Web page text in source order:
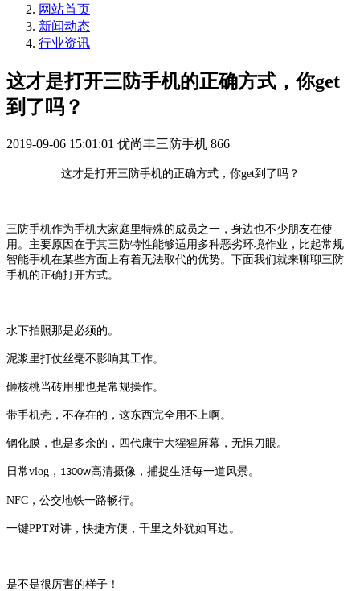
网站首页
新闻动态
行业资讯
这才是打开三防手机的正确方式，你get
到了吗？
2019-09-06 15:01:01 优尚丰三防手机 866
这才是打开三防手机的正确方式，你get到了吗？
三防手机作为手机大家庭里特殊的成员之一，身边也不少朋友在使
用。主要原因在于其三防特性能够适用多种恶劣环境作业，比起常规
智能手机在某些方面上有着无法取代的优势。下面我们就来聊聊三防
手机的正确打开方式。
水下拍照那是必须的。
泥浆里打仗丝毫不影响其工作。
砸核桃当砖用那也是常规操作。
带手机壳，不存在的，这东西完全用不上啊。
钢化膜，也是多余的，四代康宁大猩猩屏幕，无惧刀眼。
日常vlog ， 1300w高清摄像，捕捉生活每一道风景。
NFC ，公交地铁一路畅行。
一键PPT对讲，快捷方便，千里之外犹如耳边。
是不是很厉害的样子！